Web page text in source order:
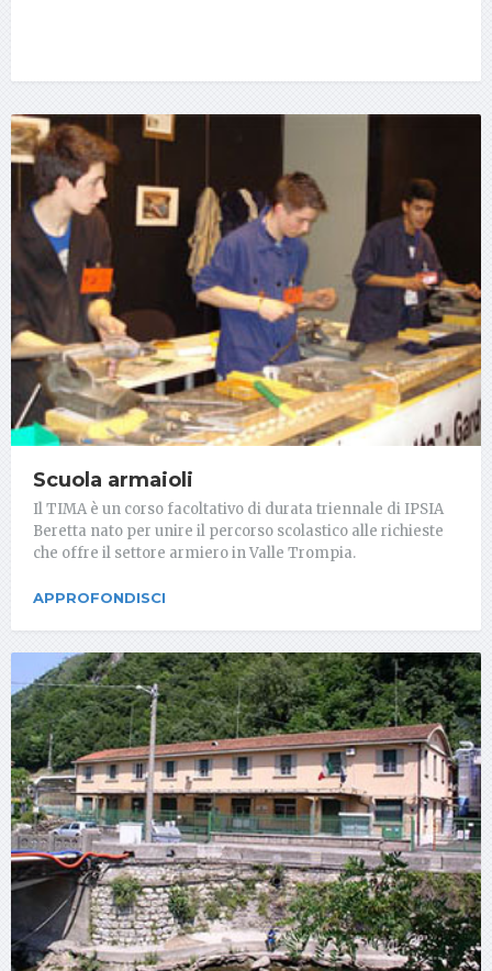
Scuola armaioli
Il TIMA è un corso facoltativo di durata triennale di IPSIA
Beretta nato per unire il percorso scolastico alle richieste
che offre il settore armiero in Valle Trompia.
APPROFONDISCI